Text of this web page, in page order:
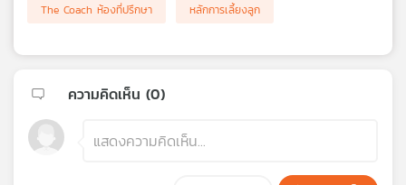
The Coach ห้องที่ปรึกษา
หลักการเลี้ยงลูก
ความคิดเห็น (0)